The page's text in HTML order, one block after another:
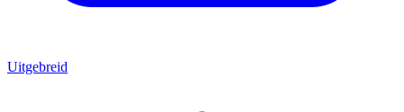
Uitgebreid